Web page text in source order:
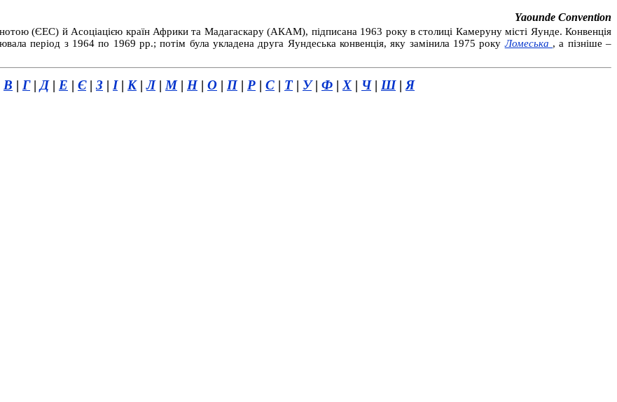
Yaounde Convention
(ЄЕС) й Асоціацією країн Африки та Мадагаскару (АКАМ), підписана 1963 року в столиці Камеруну місті Яунде. Конвенція
період з 1964 по 1969 рр.; потім була укладена друга Яундеська конвенція, яку замінила 1975 рокуЛомеська , а пізніше –
В | Г|Д| Е | Є| З | І| К|Л|М| Н| О | П| Р | С | Т| У| Ф |Х | Ч| Ш|Я